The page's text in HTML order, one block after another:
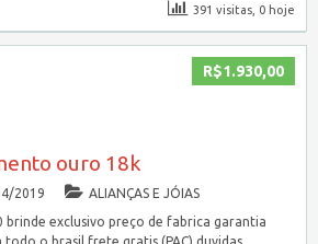
391 visitas, 0 hoje
R$1.930,00
ouro 18k
2019
ALIANÇAS E JÓIAS
brinde exclusivo preço de fabrica garantia